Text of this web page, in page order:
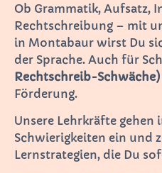
Ob Grammatik, Aufsatz,
Rechtschreibung – mit
in Montabaur wirst Du
der Sprache. Auch für
Rechtschreib-Schwäche)
Förderung.
Unsere Lehrkräfte
Schwierigkeiten ein und
Lernstrategien, die Du